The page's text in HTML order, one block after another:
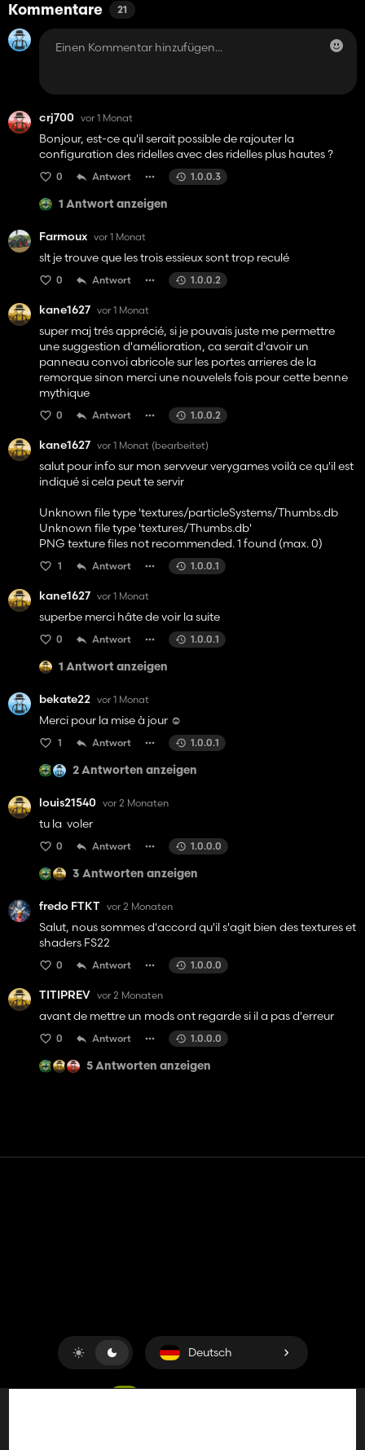
Kommentare 21
crj700 vor 1 Monat
Bonjour, est-ce qu'il serait possible de rajouter la
configuration des ridelles avec des ridelles plus hautes ?
0 Antwort 1.0.0.3
1 Antwort anzeigen
Farmoux vor 1 Monat
slt je trouve que les trois essieux sont trop reculé
0 Antwort 1.0.0.2
kane1627 vor 1 Monat
super maj trés apprécié, si je pouvais juste me permettre
une suggestion d'amélioration, ca serait d'avoir un
panneau convoi abricole sur les portes arrieres de la
remorque sinon merci une nouvelels fois pour cette benne
mythique
0 Antwort 1.0.0.2
kane1627 vor 1 Monat (bearbeitet)
salut pour info sur mon servveur verygames voilà ce qu'il est
indiqué si cela peut te servir
Unknown file type 'textures/particleSystems/Thumbs.db
Unknown file type 'textures/Thumbs.db'
PNG texture files not recommended. 1 found (max. 0)
1 Antwort 1.0.0.1
kane1627 vor 1 Monat
superbe merci hâte de voir la suite
0 Antwort 1.0.0.1
1 Antwort anzeigen
bekate22 vor 1 Monat
Merci pour la mise à jour ☺️
1 Antwort 1.0.0.1
2 Antworten anzeigen
louis21540 vor 2 Monaten
tu la voler
0 Antwort 1.0.0.0
3 Antworten anzeigen
fredo FTKT vor 2 Monaten
Salut, nous sommes d'accord qu'il s'agit bien des textures et
shaders FS22
0 Antwort 1.0.0.0
TITIPREV vor 2 Monaten
avant de mettre un mods ont regarde si il a pas d'erreur
0 Antwort 1.0.0.0
5 Antworten anzeigen
Deutsch